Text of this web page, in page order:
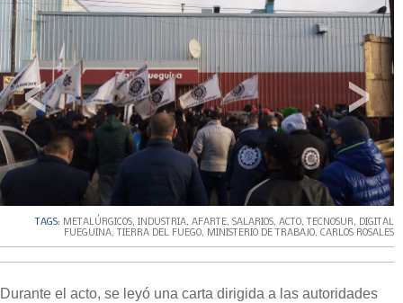
‹ ›
TAGS: METALÚRGICOS, INDUSTRIA, AFARTE, SALARIOS, ACTO, TECNOSUR, DIGITAL
FUEGUINA, TIERRA DEL FUEGO, MINISTERIO DE TRABAJO, CARLOS ROSALES
Durante el acto, se leyó una carta dirigida a las autoridades